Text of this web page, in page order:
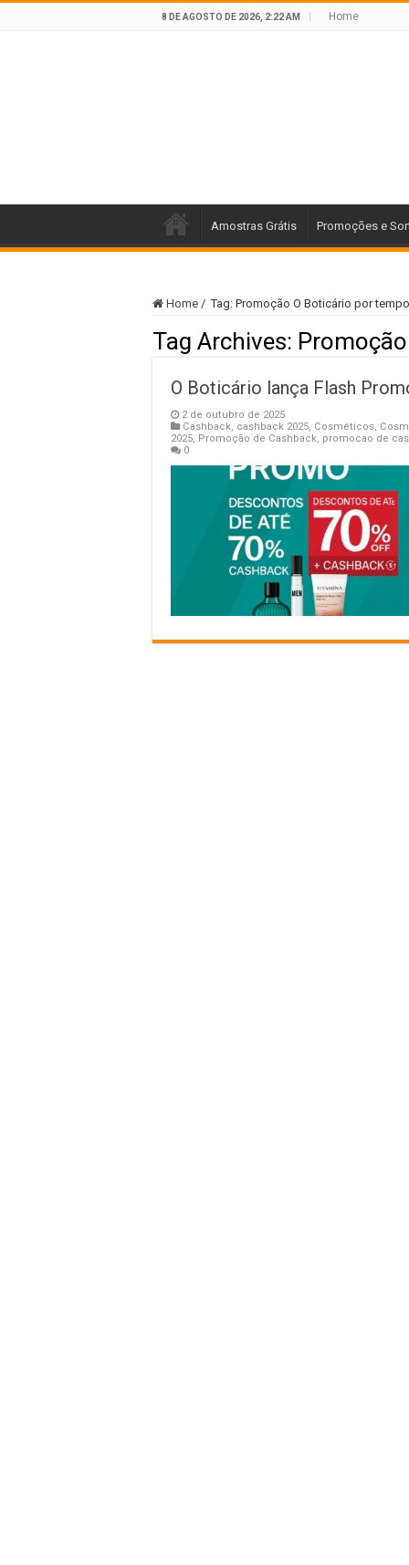
8 DE AGOSTO DE 2026, 2:22 AM Home
Amostras Grátis Promoções e
Home / Tag: Promoção O Boticário por
Tag Archives:
O Boticário lança Flash
2 de outubro de 2025
Cashback, cashback 2025, Cosméticos,
2025, Promoção de Cashback, promocao de
0